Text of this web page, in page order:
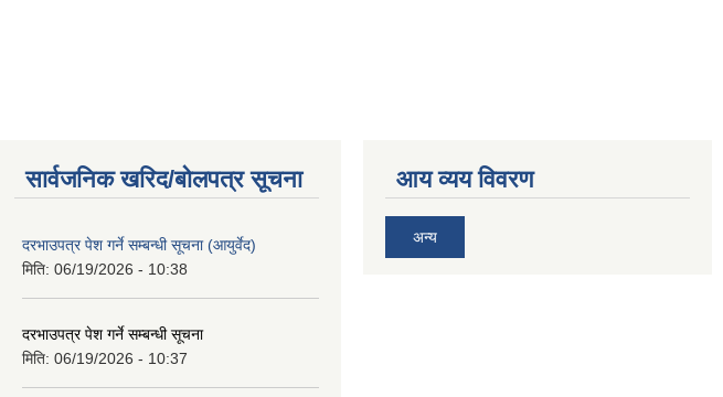
सार्वजनिक खरिद/बोलपत्र सूचना
दरभाउपत्र पेश गर्ने सम्बन्धी सूचना (आयुर्वेद)
मिति: 06/19/2026 - 10:38
दरभाउपत्र पेश गर्ने सम्बन्धी सूचना
मिति: 06/19/2026 - 10:37
आय व्यय विवरण
अन्य